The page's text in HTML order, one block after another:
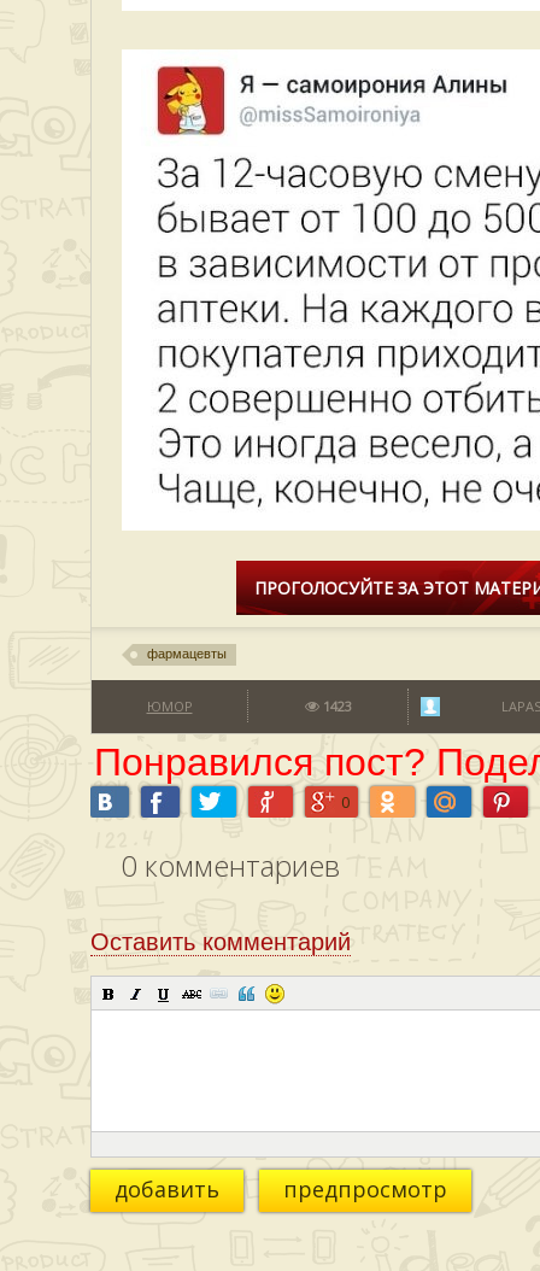
ПРОГОЛОСУЙТЕ ЗА ЭТОТ
фармацевты
ЮМОР 1423 LAPAS
Понравился пост?
0
0 комментариев
Оставить комментарий
добавить предпросмотр